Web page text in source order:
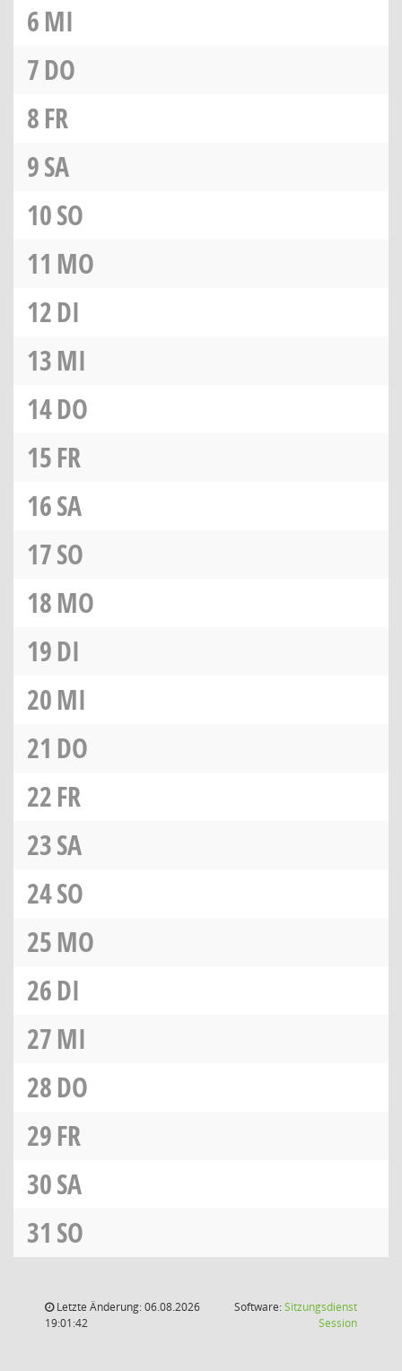
6MI
7DO
8FR
9SA
10SO
11 MO
12DI
13MI
14DO
15FR
16SA
17SO
18MO
19DI
20MI
21 DO
22FR
23SA
24SO
25MO
26DI
27MI
28DO
29FR
30SA
31 SO
Letzte Änderung: 06.08.2026
19:01:42
Software:Sitzungsdienst
Session(Wird in